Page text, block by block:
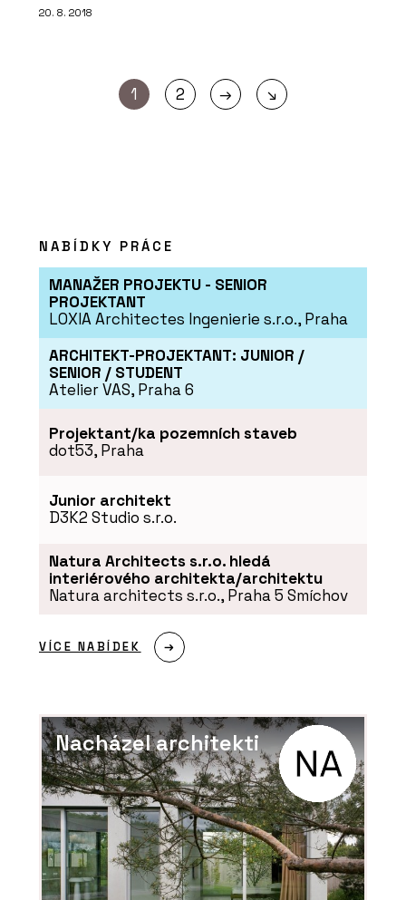
20. 8. 2018
1 2 → ↘
NABÍDKY PRÁCE
MANAŽER PROJEKTU - SENIOR
PROJEKTANT
LOXIA Architectes Ingenierie s.r.o., Praha
ARCHITEKT-PROJEKTANT: JUNIOR /
SENIOR / STUDENT
Atelier VAS, Praha 6
Projektant/ka pozemních staveb
dot53, Praha
Junior architekt
D3K2 Studio s.r.o.
Natura Architects s.r.o. hledá
interiérového architekta/architektu
Natura architects s.r.o., Praha 5 Smíchov
VÍCE NABÍDEK
Nacházel architekti